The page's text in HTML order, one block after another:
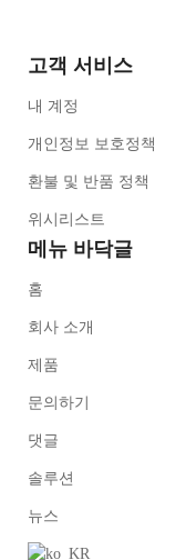
고객 서비스
내 계정
개인정보 보호정책
환불 및 반품 정책
위시리스트
메뉴 바닥글
홈
회사 소개
제품
문의하기
댓글
솔루션
뉴스